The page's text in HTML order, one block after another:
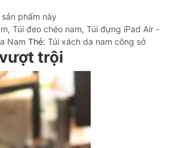
phẩm này
, Túi đeo chéo nam, Túi đựng iPad Air -
Nam Thẻ: Túi xách da nam công sở
trội